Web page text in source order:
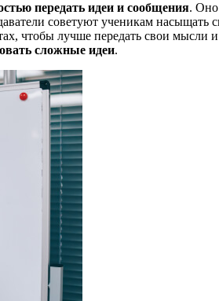
передать идеи и сообщения. Оно
советуют ученикам
чтобы лучше передать свои
сложные идеи.